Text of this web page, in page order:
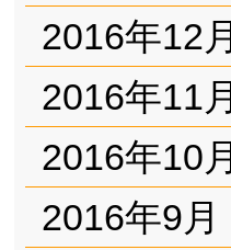
2016年12月
2016年11月
2016年10月
2016年9月